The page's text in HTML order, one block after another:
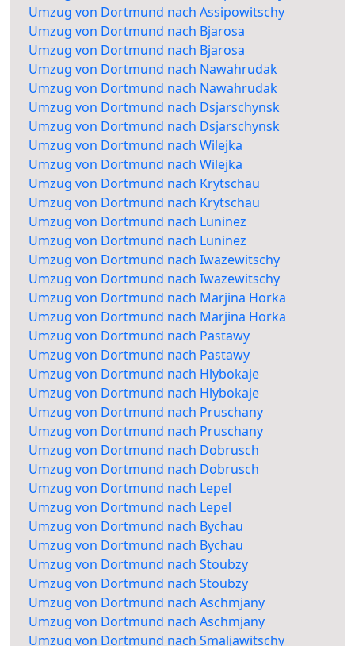
Umzug von Dortmund nach Assipowitschy
Umzug von Dortmund nach Bjarosa
Umzug von Dortmund nach Bjarosa
Umzug von Dortmund nach Nawahrudak
Umzug von Dortmund nach Nawahrudak
Umzug von Dortmund nach Dsjarschynsk
Umzug von Dortmund nach Dsjarschynsk
Umzug von Dortmund nach Wilejka
Umzug von Dortmund nach Wilejka
Umzug von Dortmund nach Krytschau
Umzug von Dortmund nach Krytschau
Umzug von Dortmund nach Luninez
Umzug von Dortmund nach Luninez
Umzug von Dortmund nach Iwazewitschy
Umzug von Dortmund nach Iwazewitschy
Umzug von Dortmund nach Marjina Horka
Umzug von Dortmund nach Marjina Horka
Umzug von Dortmund nach Pastawy
Umzug von Dortmund nach Pastawy
Umzug von Dortmund nach Hlybokaje
Umzug von Dortmund nach Hlybokaje
Umzug von Dortmund nach Pruschany
Umzug von Dortmund nach Pruschany
Umzug von Dortmund nach Dobrusch
Umzug von Dortmund nach Dobrusch
Umzug von Dortmund nach Lepel
Umzug von Dortmund nach Lepel
Umzug von Dortmund nach Bychau
Umzug von Dortmund nach Bychau
Umzug von Dortmund nach Stoubzy
Umzug von Dortmund nach Stoubzy
Umzug von Dortmund nach Aschmjany
Umzug von Dortmund nach Aschmjany
Umzug von Dortmund nach Smaljawitschy